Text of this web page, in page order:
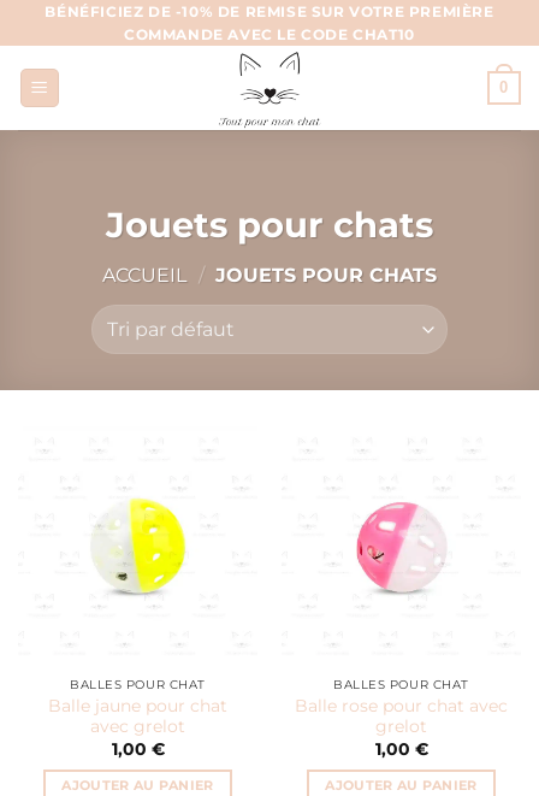
au
contenu
BÉNÉFICIEZ DE -10% DE REMISE SUR VOTRE PREMIÈRE
COMMANDE AVEC LE CODE CHAT10
0
Jouets pour chats
ACCUEIL / JOUETS POUR CHATS
BALLES POUR CHAT
Balle jaune pour chat
avec grelot
1,00 €
AJOUTER AU PANIER
BALLES POUR CHAT
Balle rose pour chat avec
grelot
1,00 €
AJOUTER AU PANIER